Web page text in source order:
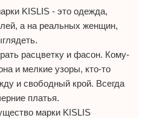
KISLIS - это одежда,
а на реальных женщин,
расцветку и фасон. Кому-
и мелкие узоры, кто-то
и свободный крой. Всегда
платья.
марки KISLIS